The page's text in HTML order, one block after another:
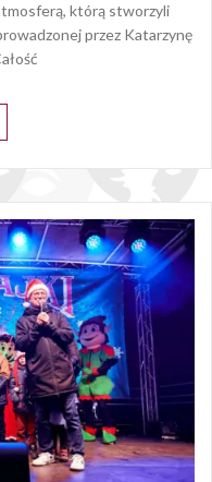
którą stworzyli
przez Katarzynę